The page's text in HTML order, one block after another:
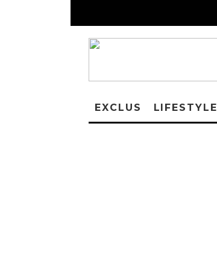
EXCLUS LIFESTYLE